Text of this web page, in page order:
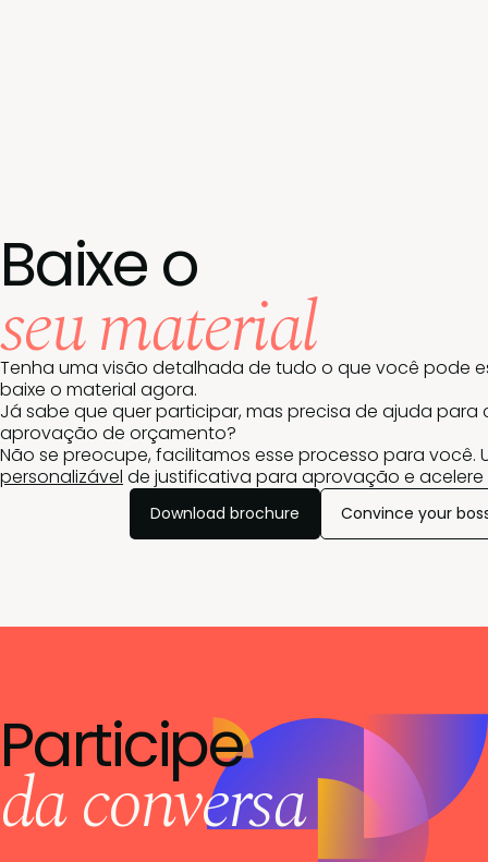
Baixe o
seu material
Tenha uma visão detalhada de tudo o que você pode
baixe o material agora.
Já sabe que quer participar, mas precisa de ajuda para
aprovação de orçamento?
Não se preocupe, facilitamos esse processo para você.
personalizável de justificativa para aprovação e acelere
Download brochure Convince your
Participe
da conversa